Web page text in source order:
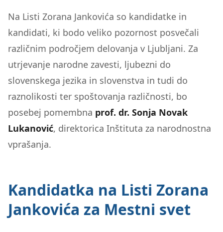
Na Listi Zorana Jankovića so kandidatke in
kandidati, ki bodo veliko pozornost posvečali
različnim področjem delovanja v Ljubljani. Za
utrjevanje narodne zavesti, ljubezni do
slovenskega jezika in slovenstva in tudi do
raznolikosti ter spoštovanja različnosti, bo
posebej pomembna prof. dr. Sonja Novak
Lukanović, direktorica Inštituta za narodnostna
vprašanja.
Kandidatka na Listi Zorana
Jankovića za Mestni svet